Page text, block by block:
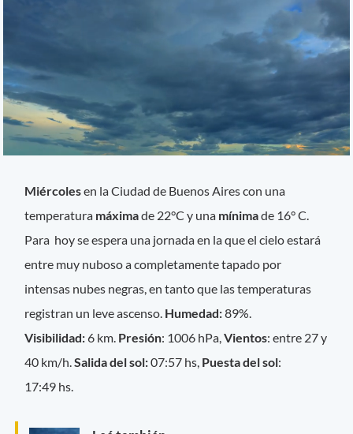
Miércolesen la Ciudad de Buenos Aires con una
temperatura máximade 22°C y una mínimade 16° C.
Para hoy se espera una jornada en la que el cielo estará
entre muy nuboso a completamente tapado por
intensas nubes negras, en tanto que las temperaturas
registran un leve ascenso. Humedad:89%.
Visibilidad:6 km. Presión: 1006 hPa,Vientos: entre 27 y
40 km/h.Salida del sol:07:57 hs, Puesta del sol:
17:49 hs.